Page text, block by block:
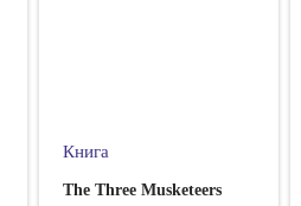
Книга
The Three Musketeers